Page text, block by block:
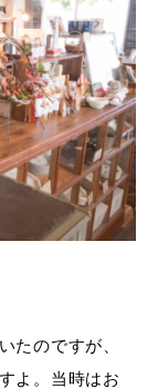
たのですが、
よ。当時はお